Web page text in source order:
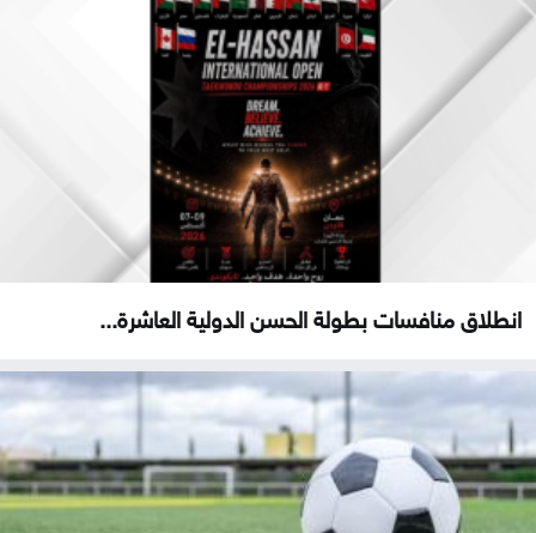
انطلاق منافسات بطولة الحسن الدولية العاشرة...